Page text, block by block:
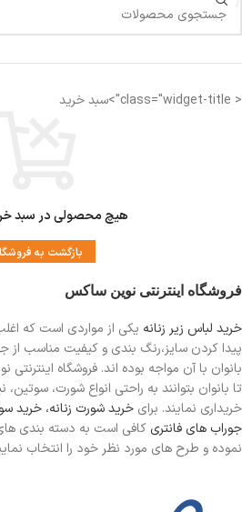
< class="widget-title">سبد خرید
هیچ محصولی در سبد
بازگشت به
فروشگاه اینترنتی نوین ساکس
خرید لباس زیر زنانه یکی از مواردی است که
پیدا کردن سایز،رنگ بندی و کیفیت مناسب
بانوان با آن مواجه بوده اند. فروشگاه
تا بانوان بتوانند به راحتی انواع شورت،
خریداری نمایند. برای خرید شورت زنانه، خرید
جوراب های فانتری کافی است به دسته بندی
نموده و طرح های مورد نظر خود را انتخاب